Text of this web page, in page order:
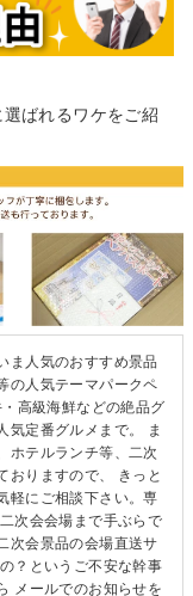
ばれるワケをご紹
ま人気のおすすめ景品
の人気テーマパークペ
高級海鮮などの絶品グ
気定番グルメまで。 ま
ホテルランチ等、二次
おりますので、 きっと
軽にご相談下さい。専
次会会場まで手ぶらで
次会景品の会場直送サ
？というご不安な幹事
メールでのお知らせを